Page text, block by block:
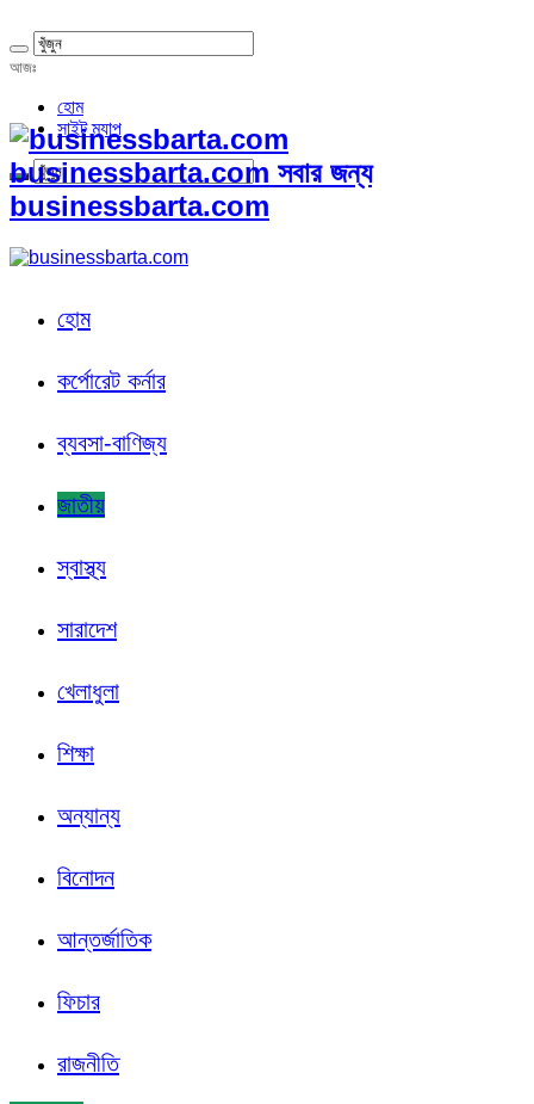
আজঃ
হোম
সাইট ম্যাপ
businessbarta.com সবার জন্য
businessbarta.com
হোম
কর্পোরেট কর্নার
ব্যবসা-বাণিজ্য
জাতীয়
স্বাস্থ্য
সারাদেশ
খেলাধুলা
শিক্ষা
অন্যান্য
বিনোদন
আন্তর্জাতিক
ফিচার
রাজনীতি